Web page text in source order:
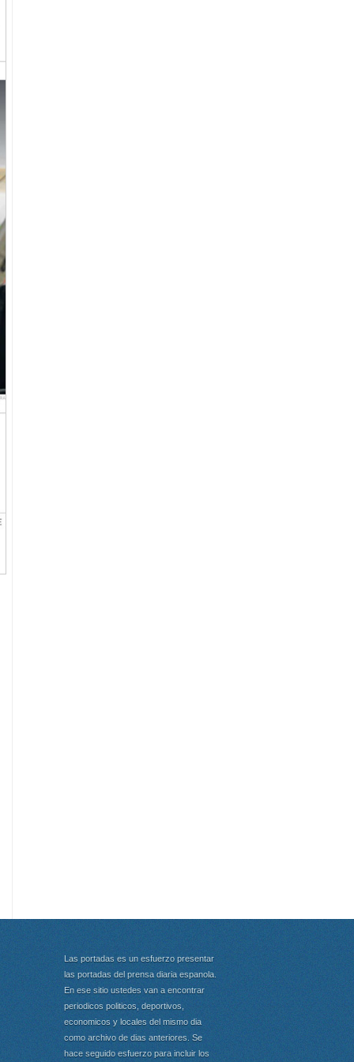
Las portadas es un esfuerzo presentar
las portadas del prensa diaria espanola.
En ese sitio ustedes van a encontrar
periodicos politicos, deportivos,
economicos y locales del mismo dia
como archivo de dias anteriores. Se
hace seguido esfuerzo para incluir los